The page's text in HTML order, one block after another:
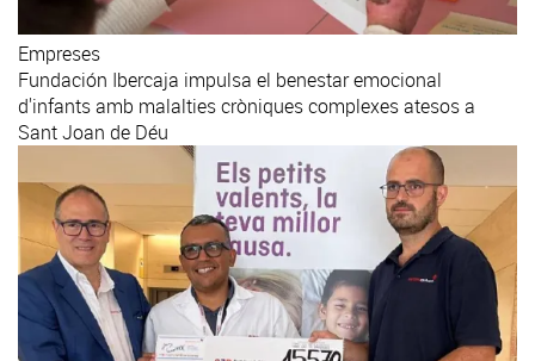
Empreses
Fundación Ibercaja impulsa el benestar emocional
d'infants amb malalties cròniques complexes atesos a
Sant Joan de Déu